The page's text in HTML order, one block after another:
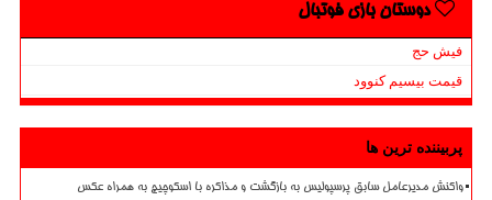
دوستان بازی فوتبال
فیش حج
قیمت بیسیم کنوود
پربیننده ترین ها
واکنش مدیرعامل سابق پرسپولیس به بازگشت و مذاکره با اسکوچیچ به همراه عکس